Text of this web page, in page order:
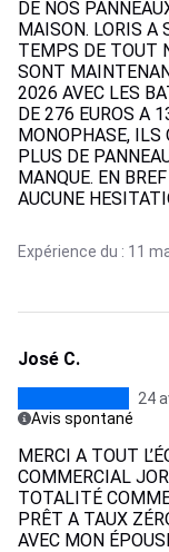
DE NOS
MAISON. LORIS A
TEMPS DE TOUT
SONT
2026 AVEC LES
DE 276 EUROS A
MONOPHASE, ILS
PLUS DE
MANQUE. EN
AUCUNE
Expérience du : 11
José C.
24
Avis spontané
MERCI A TOUT
COMMERCIAL
TOTALITÉ
PRÊT A TAUX
AVEC MON